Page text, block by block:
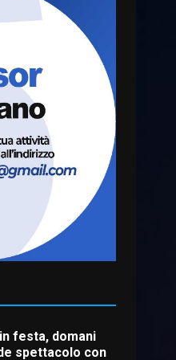
ferito a colpi di
18:13
continua il
del Comune di
14:16
di Fasano apre
la Festa di
festa, domani
spettacolo con